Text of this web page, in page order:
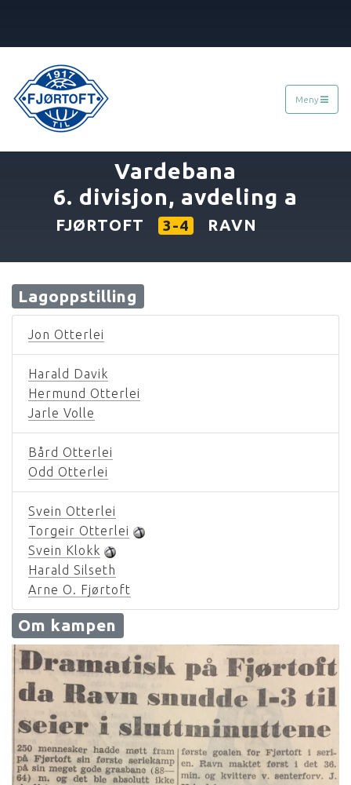
Meny
Vardebana
6. divisjon, avdeling a
FJØRTOFT 3-4 RAVN
Lagoppstilling
Jon Otterlei
Harald Davik
Hermund Otterlei
Jarle Volle
Bård Otterlei
Odd Otterlei
Svein Otterlei
Torgeir Otterlei
Svein Klokk
Harald Silseth
Arne O. Fjørtoft
Om kampen